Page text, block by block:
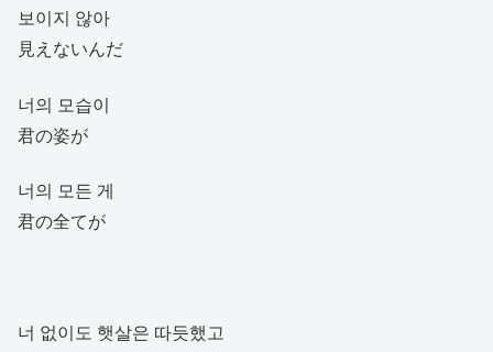
보이지 않아
見えないんだ
너의 모습이
君の姿が
너의 모든 게
君の全てが
너 없이도 햇살은 따듯했고